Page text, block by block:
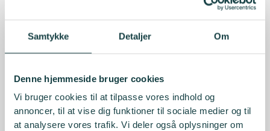
Samtykke Detaljer Om
Denne hjemmeside bruger cookies
Vi bruger cookies til at tilpasse vores indhold og
annoncer, til at vise dig funktioner til sociale medier og til
at analysere vores trafik. Vi deler også oplysninger om
giver indblik i situationen.
Regeringen har netop lanceret deres nye Afrika-
strategi, som understreger, hvordan investeringer kan
levevilkår i regionen, ogKetil Karlsen, kontorchef i
Udenrigsministeriet for Afrika og udviklingspolitik
fortæller om planen om at støtte udvikling direkte, og
hvordan den kan bidrage til at reducere presset på